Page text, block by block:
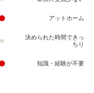
アットホーム
決められた時間できっ
ちり
知識・経験が不要